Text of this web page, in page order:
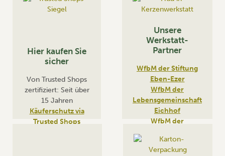
Hier kaufen Sie
sicher
Von Trusted Shops
zertifiziert: Seit über
15 Jahren
Käuferschutz via
Trusted Shops
Unsere
Werkstatt-
Partner
WfbM der Stiftung
Eben-Ezer
WfbM der
Lebensgemeinschaft
Eichhof
WfbM der
WfbM der Caritas
Niederrhein